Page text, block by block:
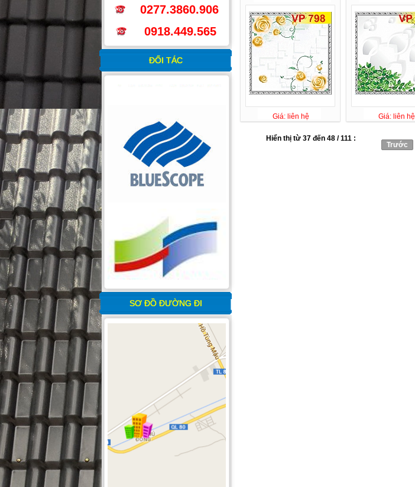
0277.3860.906
0918.449.565
ĐỐI TÁC
SƠ ĐỒ ĐƯỜNG ĐI
Giá: liên hệ Giá: liên hệ
Hiển thị từ 37 đến 48 / 111 :
Trước